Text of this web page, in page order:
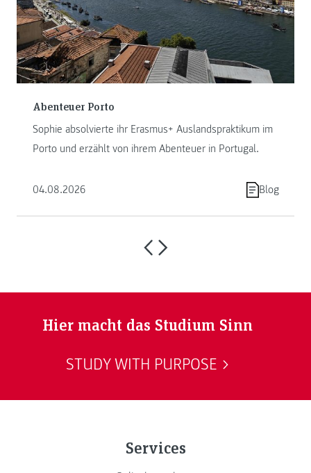
Abenteuer Porto
Sophie absolvierte ihr Erasmus+ Auslandspraktikum im
Porto und erzählt von ihrem Abenteuer in Portugal.
04.08.2026 Blog
Hier macht das Studium Sinn
STUDY WITH PURPOSE
Services